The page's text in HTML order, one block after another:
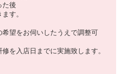
た後
す。
望をお伺いしたうえで調整可
を入店日までに実施致します。